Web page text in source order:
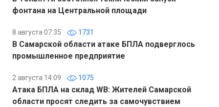
фонтана на Центральной площади
8 августа 07:35 1731
В Самарской области атаке БПЛА подверглось
промышленное предприятие
2 августа 14:09 1075
Атака БПЛА на склад WB: Жителей Самарской
области просят следить за самочувствием